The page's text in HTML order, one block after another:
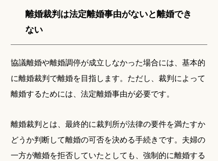
離婚裁判は法定離婚事由がないと離婚でき
ない
協議離婚や離婚調停が成立しなかった場合には、基本的
に離婚裁判で離婚を目指します。ただし、裁判によって
離婚するためには、法定離婚事由が必要です。
離婚裁判とは、最終的に裁判所が法律の要件を満たすか
どうか判断して離婚の可否を決める手続きです。夫婦の
一方が離婚を拒否していたとしても、強制的に離婚する